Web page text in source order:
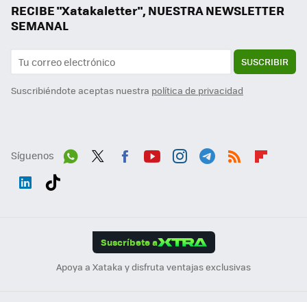
RECIBE "Xatakaletter", NUESTRA NEWSLETTER
SEMANAL
SUSCRIBIR
Suscribiéndote aceptas nuestra política de privacidad
Síguenos
Suscríbete a
Apoya a Xataka y disfruta ventajas exclusivas